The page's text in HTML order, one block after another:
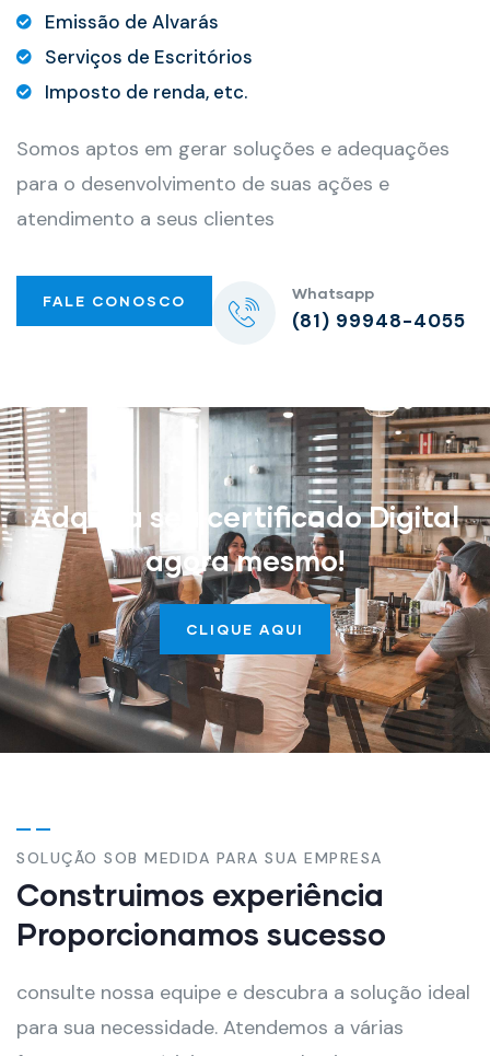
Emissão de Alvarás
Serviços de Escritórios
Imposto de renda, etc.
Somos aptos em gerar soluções e adequações
para o desenvolvimento de suas ações e
atendimento a seus clientes
FALE CONOSCO Whatsapp
(81) 99948-4055
Adquira seu certificado Digital
agora mesmo!
CLIQUE AQUI
SOLUÇÃO SOB MEDIDA PARA SUA EMPRESA
Construimos experiência
Proporcionamos sucesso
consulte nossa equipe e descubra a solução ideal
para sua necessidade. Atendemos a várias